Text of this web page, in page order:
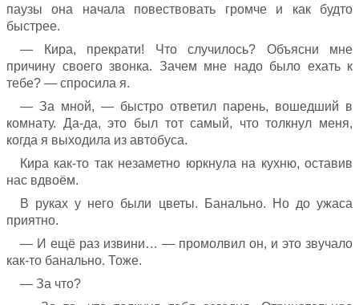
паузы она начала повествовать громче и как будто
быстрее.
— Кира, прекрати! Что случилось? Объясни мне
причину своего звонка. Зачем мне надо было ехать к
тебе? — спросила я.
— За мной, — быстро ответил парень, вошедший в
комнату. Да-да, это был тот самый, что толкнул меня,
когда я выходила из автобуса.
Кира как-то так незаметно юркнула на кухню, оставив
нас вдвоём.
В руках у него были цветы. Банально. Но до ужаса
приятно.
— И ещё раз извини… — промолвил он, и это звучало
как-то банально. Тоже.
— За что?